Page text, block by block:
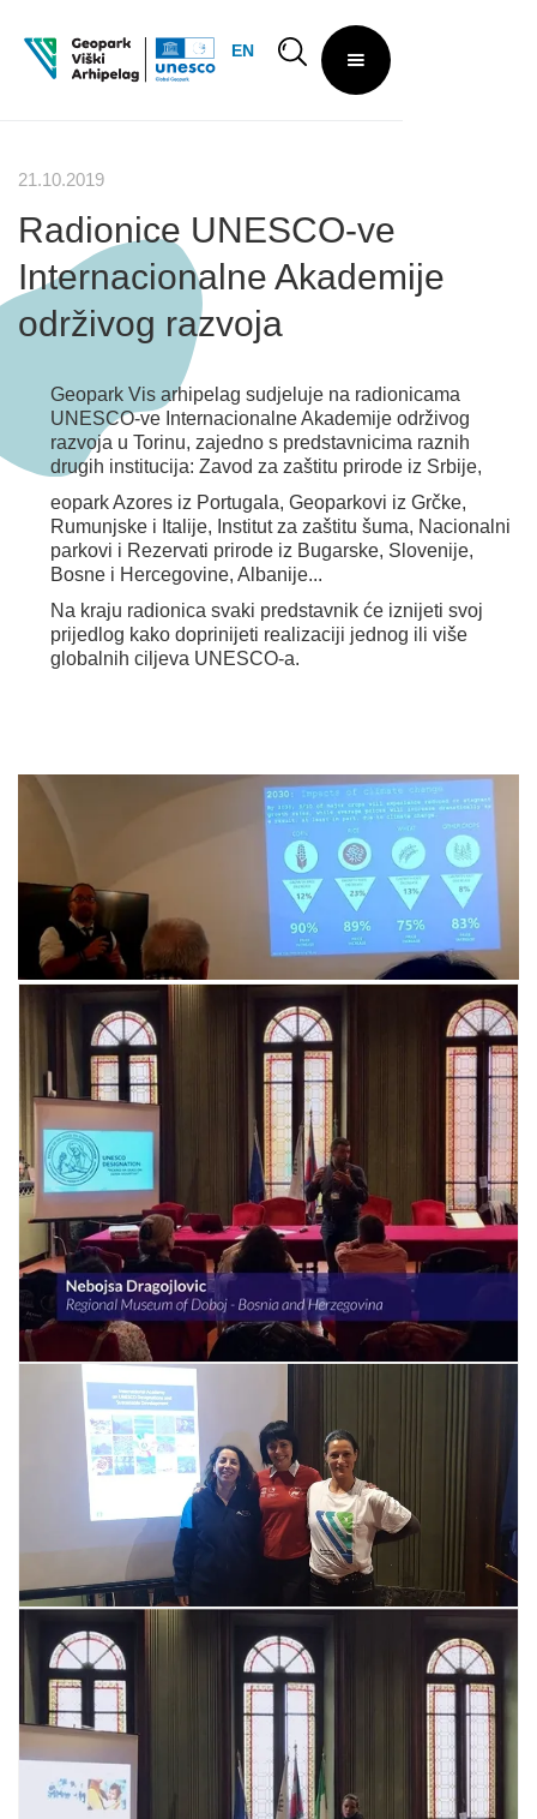
EN
21.10.2019
Radionice UNESCO-ve
Internacionalne Akademije
održivog razvoja
Geopark Vis arhipelag sudjeluje na radionicama
UNESCO-ve Internacionalne Akademije održivog
razvoja u Torinu, zajedno s predstavnicima raznih
drugih institucija: Zavod za zaštitu prirode iz Srbije,
eopark Azores iz Portugala, Geoparkovi iz Grčke,
Rumunjske i Italije, Institut za zaštitu šuma, Nacionalni
parkovi i Rezervati prirode iz Bugarske, Slovenije,
Bosne i Hercegovine, Albanije...
Na kraju radionica svaki predstavnik će iznijeti svoj
prijedlog kako doprinijeti realizaciji jednog ili više
globalnih ciljeva UNESCO-a.